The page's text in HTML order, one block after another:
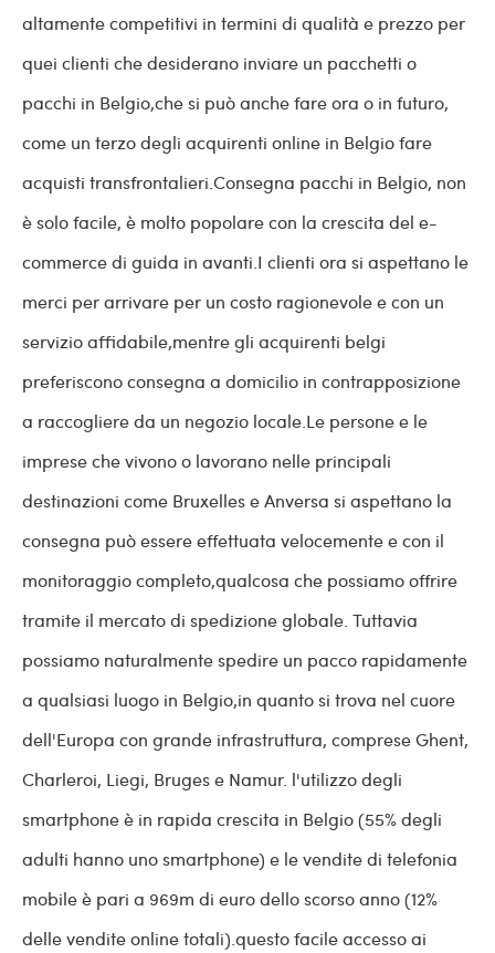
altamente competitivi in termini di qualità e prezzo per
quei clienti che desiderano inviare un pacchetti o
pacchi in Belgio,che si può anche fare ora o in futuro,
come un terzo degli acquirenti online in Belgio fare
acquisti transfrontalieri.Consegna pacchi in Belgio, non
è solo facile, è molto popolare con la crescita del e-
commerce di guida in avanti.I clienti ora si aspettano le
merci per arrivare per un costo ragionevole e con un
servizio affidabile,mentre gli acquirenti belgi
preferiscono consegna a domicilio in contrapposizione
a raccogliere da un negozio locale.Le persone e le
imprese che vivono o lavorano nelle principali
destinazioni come Bruxelles e Anversa si aspettano la
consegna può essere effettuata velocemente e con il
monitoraggio completo,qualcosa che possiamo offrire
tramite il mercato di spedizione globale. Tuttavia
possiamo naturalmente spedire un pacco rapidamente
a qualsiasi luogo in Belgio,in quanto si trova nel cuore
dell'Europa con grande infrastruttura, comprese Ghent,
Charleroi, Liegi, Bruges e Namur. l'utilizzo degli
smartphone è in rapida crescita in Belgio (55% degli
adulti hanno uno smartphone) e le vendite di telefonia
mobile è pari a 969m di euro dello scorso anno (12%
delle vendite online totali).questo facile accesso ai